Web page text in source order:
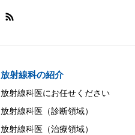
放射線科の紹介
放射線科医にお任せください
放射線科医（診断領域）
放射線科医（治療領域）